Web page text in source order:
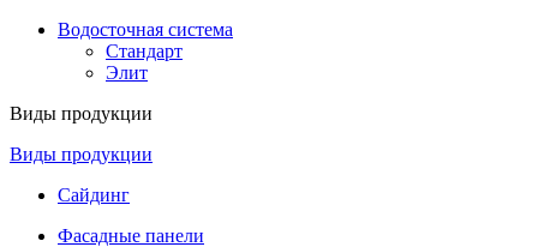
Водосточная система
Стандарт
Элит
Виды продукции
Виды продукции
Сайдинг
Фасадные панели